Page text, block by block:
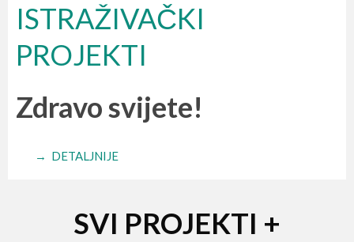
ISTRAŽIVAČKI
PROJEKTI
Zdravo svijete!
→ DETALJNIJE
SVI PROJEKTI +